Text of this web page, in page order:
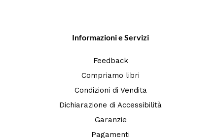
Informazioni e Servizi
Feedback
Compriamo libri
Condizioni di Vendita
Dichiarazione di Accessibilità
Garanzie
Pagamenti